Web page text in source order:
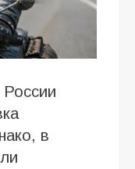
России
в